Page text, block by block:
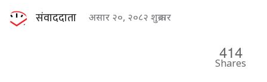
संवाददाता असार २०, २०८२ शुक्रबार
414
Shares